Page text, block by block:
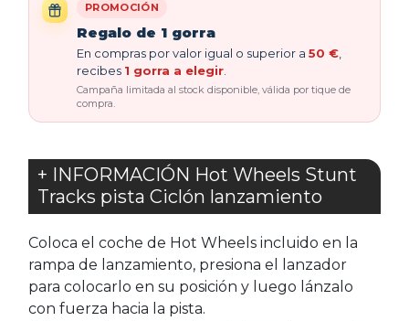
PROMOCIÓN
Regalo de 1 gorra
En compras por valor igual o superior a 50 €
recibes 1 gorra a elegir
Campaña limitada al stock disponible, válida por tique de
compra.
+ INFORMACIÓN Hot Wheels Stunt
Tracks pista Ciclón lanzamiento
Coloca el coche de Hot Wheels incluido en la
rampa de lanzamiento, presiona el lanzador
para colocarlo en su posición y luego lánzalo
con fuerza hacia la pista.